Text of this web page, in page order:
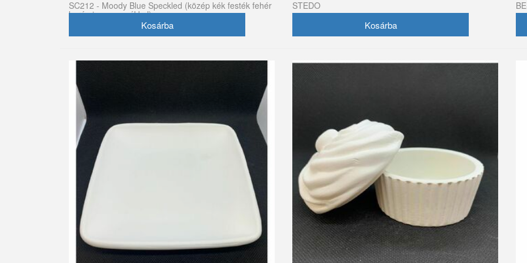
SC212 - Moody Blue Speckled (közép kék festék fehér
kerámia szemcsékkel)
STEDO